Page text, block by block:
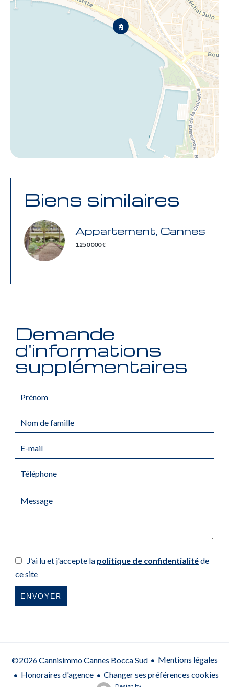
Biens similaires
Appartement, Cannes
1 250 000 €
Demande
d'informations
supplémentaires
J’ai lu et j'accepte la politique de confidentialitéde
ce site
ENVOYER
©2026 Cannisimmo Cannes Bocca Sud
Mentions légales
Honoraires d'agence
Changer ses préférences cookies